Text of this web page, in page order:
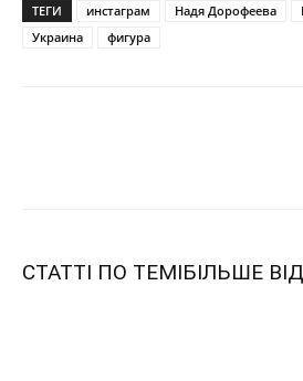
ТЕГИ инстаграм Надя Дорофеева
Украина
фигура
СТАТТІ ПО ТЕМІБІЛЬШЕ